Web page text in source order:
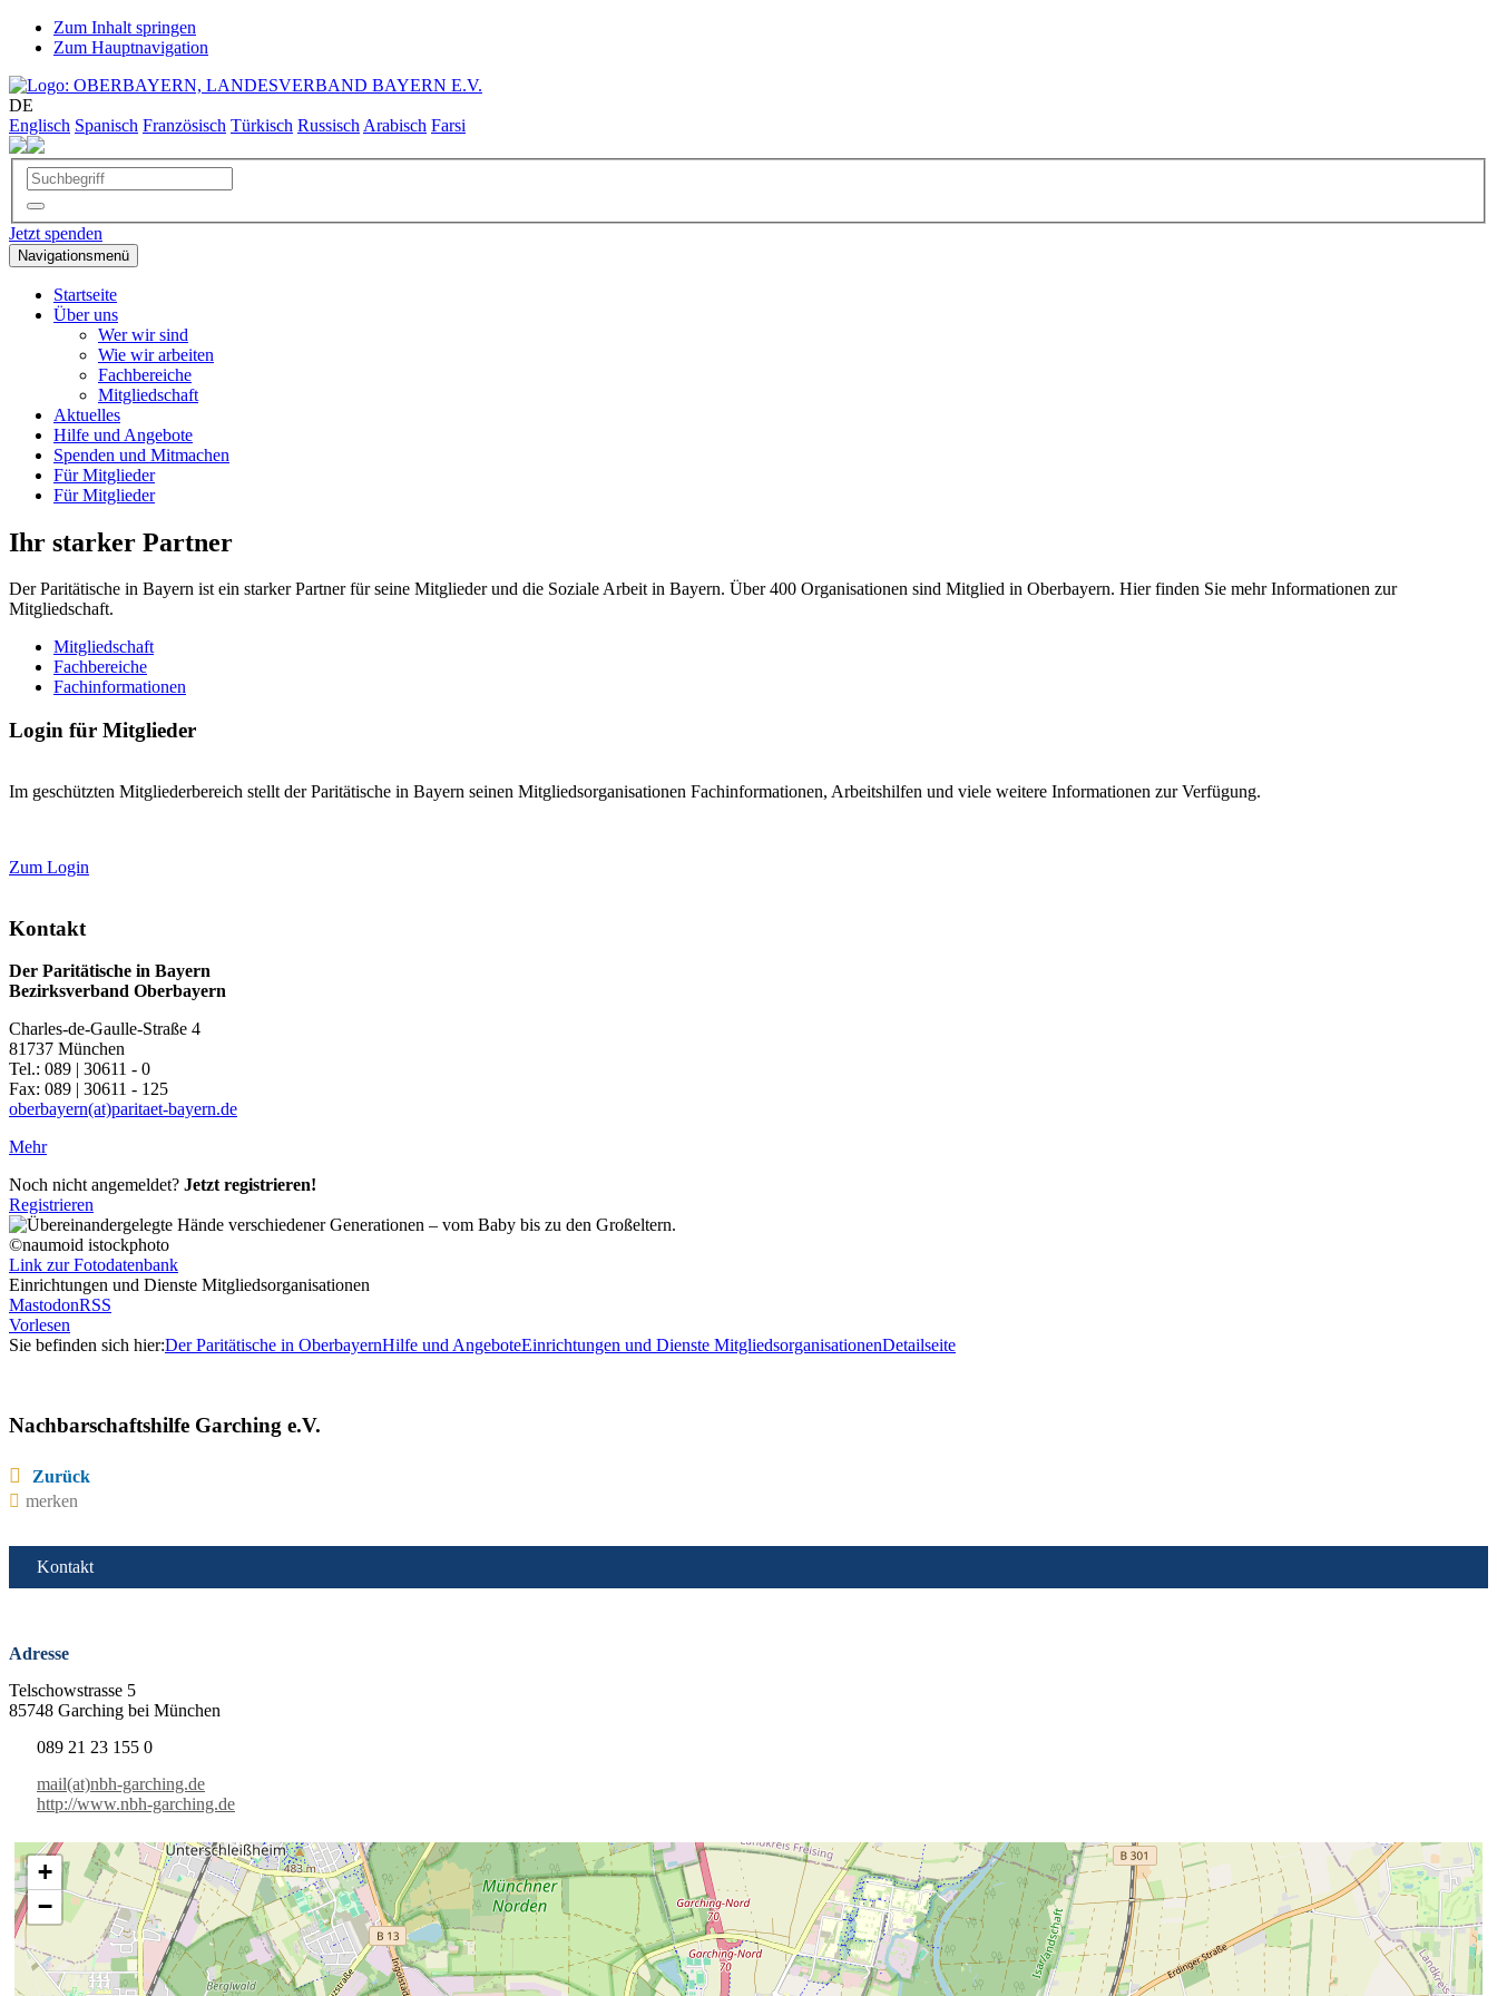
Zum Inhalt springen
Zum Hauptnavigation
DE
Englisch Spanisch Französisch Türkisch Russisch Arabisch Farsi
Jetzt spenden
Navigationsmenü
Startseite
Über uns
Wer wir sind
Wie wir arbeiten
Fachbereiche
Mitgliedschaft
Aktuelles
Hilfe und Angebote
Spenden und Mitmachen
Für Mitglieder
Für Mitglieder
Ihr starker Partner
Der Paritätische in Bayern ist ein starker Partner für seine Mitglieder und die Soziale Arbeit in Bayern. Über 400 Organisationen sind Mitglied in Oberbayern. Hier finden Sie mehr Informationen zur
Mitgliedschaft.
Mitgliedschaft
Fachbereiche
Fachinformationen
Login für Mitglieder
Im geschützten Mitgliederbereich stellt der Paritätische in Bayern seinen Mitgliedsorganisationen Fachinformationen, Arbeitshilfen und viele weitere Informationen zur Verfügung.
Zum Login
Kontakt
Der Paritätische in Bayern
Bezirksverband Oberbayern
Charles-de-Gaulle-Straße 4
81737 München
Tel.: 089 | 30611 - 0
Fax: 089 | 30611 - 125
oberbayern(at)paritaet-bayern.de
Mehr
Noch nicht angemeldet? Jetzt registrieren!
Registrieren
©naumoid istockphoto
Link zur Fotodatenbank
Einrichtungen und Dienste Mitgliedsorganisationen
MastodonRSS
Vorlesen
Sie befinden sich hier:Der Paritätische in OberbayernHilfe und AngeboteEinrichtungen und Dienste MitgliedsorganisationenDetailseite
Nachbarschaftshilfe Garching e.V.
Zurück
merken
Kontakt
Adresse
Telschowstrasse 5
85748 Garching bei München
089 21 23 155 0
mail(at)nbh-garching.de
http://www.nbh-garching.de
+
−